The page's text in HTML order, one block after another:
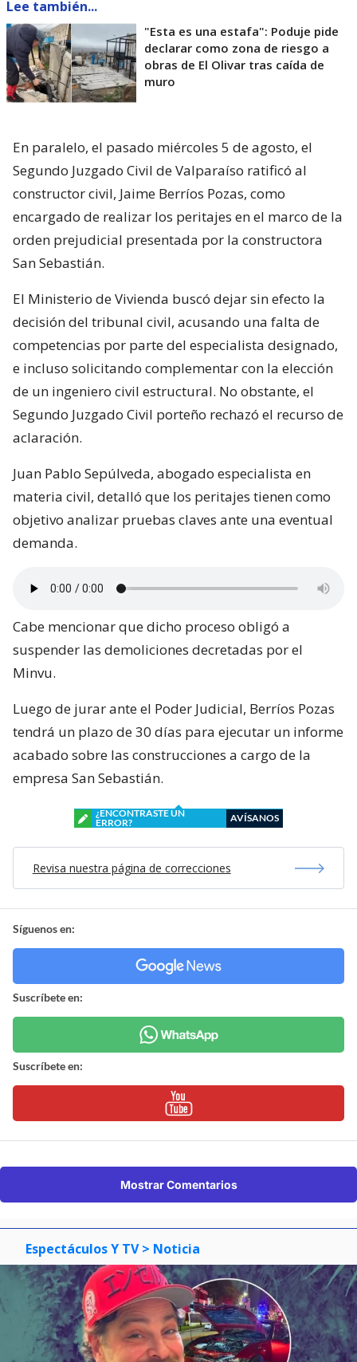
Lee también...
"Esta es una estafa": Poduje pide
declarar como zona de riesgo a
obras de El Olivar tras caída de
muro
En paralelo, el pasado miércoles 5 de agosto, el
Segundo Juzgado Civil de Valparaíso ratificó al
constructor civil, Jaime Berríos Pozas, como
encargado de realizar los peritajes en el marco de la
orden prejudicial presentada por la constructora
San Sebastián.
El Ministerio de Vivienda buscó dejar sin efecto la
decisión del tribunal civil, acusando una falta de
competencias por parte del especialista designado,
e incluso solicitando complementar con la elección
de un ingeniero civil estructural. No obstante, el
Segundo Juzgado Civil porteño rechazó el recurso de
aclaración.
Juan Pablo Sepúlveda, abogado especialista en
materia civil, detalló que los peritajes tienen como
objetivo analizar pruebas claves ante una eventual
demanda.
Cabe mencionar que dicho proceso obligó a
suspender las demoliciones decretadas por el
Minvu.
Luego de jurar ante el Poder Judicial, Berríos Pozas
tendrá un plazo de 30 días para ejecutar un informe
acabado sobre las construcciones a cargo de la
empresa San Sebastián.
¿ENCONTRASTE UN
ERROR?
AVÍSANOS
Revisa nuestra página de correcciones
Síguenos en:
Suscríbete en:
Suscríbete en:
Mostrar Comentarios
Espectáculos Y TV > Noticia